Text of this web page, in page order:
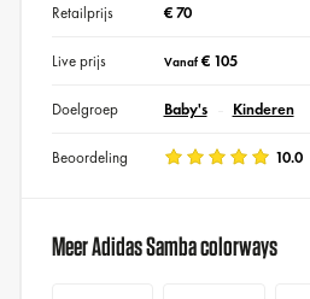
Retailprijs € 70
Live prijs Vanaf€ 105
Doelgroep Baby's Kinderen
Beoordeling 10.0
Meer Adidas Samba colorways